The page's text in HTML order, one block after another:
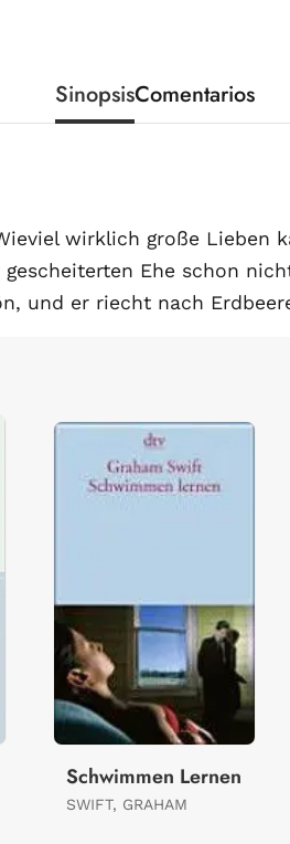
SinopsisComentarios
wirklich große Lieben
Ehe schon
und er riecht nach
Schwimmen Lernen
SWIFT, GRAHAM